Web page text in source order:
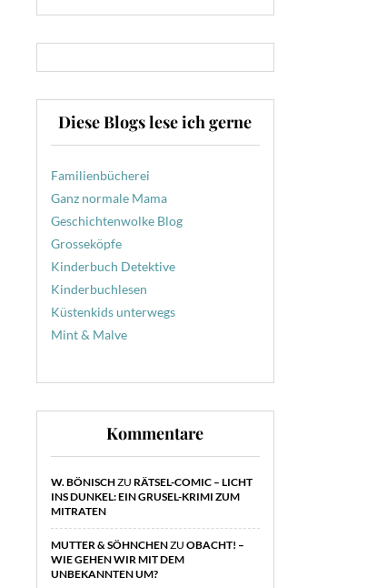
Diese Blogs lese ich gerne
Familienbücherei
Ganz normale Mama
Geschichtenwolke Blog
Grosseköpfe
Kinderbuch Detektive
Kinderbuchlesen
Küstenkids unterwegs
Mint & Malve
Kommentare
W. BÖNISCHZU RÄTSEL-COMIC – LICHT
INS DUNKEL: EIN GRUSEL-KRIMI ZUM
MITRATEN
MUTTER & SÖHNCHENZU OBACHT! –
WIE GEHEN WIR MIT DEM
UNBEKANNTEN UM?